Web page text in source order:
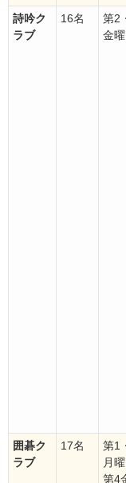
詩吟ク
ラブ
16名
第2
金
囲碁ク
ラブ
17名
第1
月
第4